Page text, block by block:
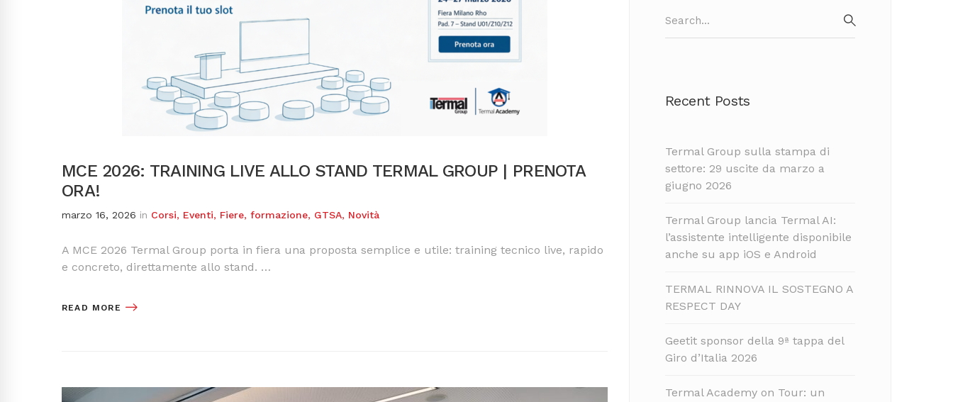
MCE 2026: TRAINING LIVE ALLO STAND TERMAL GROUP | PRENOTA
ORA!
marzo 16, 2026 in Corsi, Eventi, Fiere, formazione, GTSA, Novità
A MCE 2026 Termal Group porta in fiera una proposta semplice e utile: training tecnico live, rapido
e concreto, direttamente allo stand. …
READ MORE
for:
Recent Posts
Termal Group sulla stampa di
settore: 29 uscite da marzo a
giugno 2026
Termal Group lancia Termal AI:
l’assistente intelligente disponibile
anche su app iOS e Android
TERMAL RINNOVA IL SOSTEGNO A
RESPECT DAY
Geetit sponsor della 9ª tappa del
Giro d’Italia 2026
Termal Academy on Tour: un